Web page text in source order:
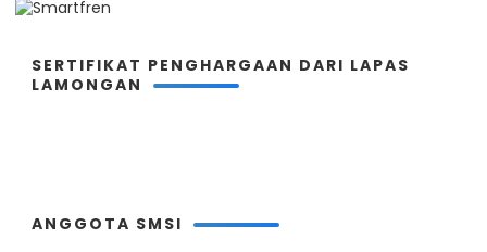
SERTIFIKAT PENGHARGAAN DARI LAPAS
LAMONGAN
ANGGOTA SMSI